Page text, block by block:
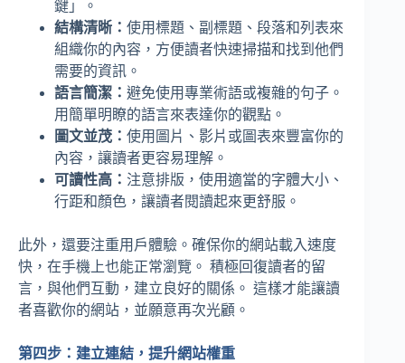
鍵」。
結構清晰： 使用標題、副標題、段落和列表來
組織你的內容，方便讀者快速掃描和找到他們
需要的資訊。
語言簡潔： 避免使用專業術語或複雜的句子。
用簡單明瞭的語言來表達你的觀點。
圖文並茂： 使用圖片、影片或圖表來豐富你的
內容，讓讀者更容易理解。
可讀性高： 注意排版，使用適當的字體大小、
行距和顏色，讓讀者閱讀起來更舒服。
此外，還要注重用戶體驗。確保你的網站載入速度
快，在手機上也能正常瀏覽。 積極回復讀者的留
言，與他們互動，建立良好的關係。 這樣才能讓讀
者喜歡你的網站，並願意再次光顧。
第四步：建立連結，提升網站權重